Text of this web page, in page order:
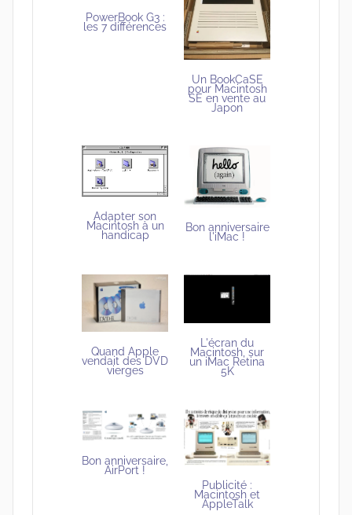
PowerBook G3 :
les 7 différences
Un BookCaSE
pour Macintosh
SE en vente au
Japon
Adapter son
Macintosh à un
handicap
Bon anniversaire
l'iMac !
Quand Apple
vendait des DVD
vierges
L'écran du
Macintosh, sur
un iMac Retina
5K
Bon anniversaire,
AirPort !
Publicité :
Macintosh et
AppleTalk